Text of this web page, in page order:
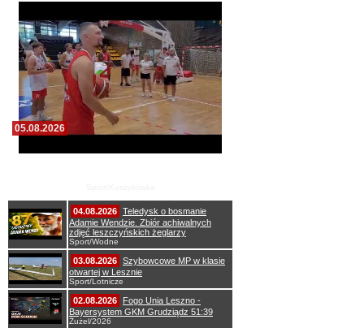
05.08.2026
04.08.2026 Teledysk o bosmanie
Adamie Wendzie. Zbiór achiwalnych
zdjęć leszczyńskich żeglarzy
Sport/Wodne
03.08.2026 Szybowcowe MP w klasie
otwartej w Lesznie
Sport/Lotnicze
02.08.2026
Fogo Unia Leszno -
Bayersystem GKM Grudziądz 51:39
Żużel/2026